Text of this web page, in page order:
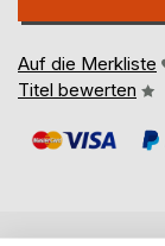
Auf die Merkliste
Titel bewerten